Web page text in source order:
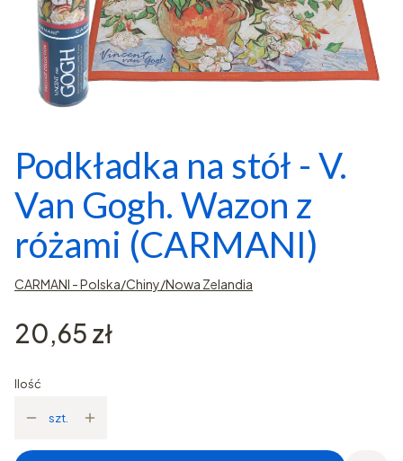
Podkładka na stół - V.
Van Gogh. Wazon z
różami (CARMANI)
CARMANI - Polska/Chiny/Nowa Zelandia
Cena
20,65 zł
Ilość
szt.